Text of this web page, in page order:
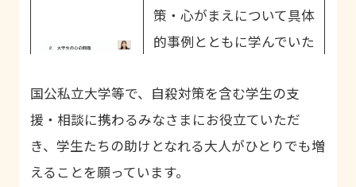
策・心がまえについて具体
的事例とともに学んでいた
す。
国公私立大学等で、自殺対策を含む学生の支
援・相談に携わるみなさまにお役立ていただ
き、学生たちの助けとなれる大人がひとりでも増
えることを願っています。